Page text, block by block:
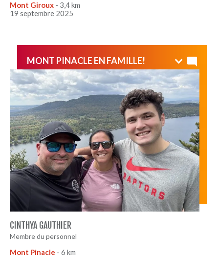
Mont Giroux - 3,4 km
19 septembre 2025
CINTHYA GAUTHIER
Membre du personnel
Mont Pinacle - 6 km
MONT PINACLE EN FAMILLE!
Nous sommes montés par le sentier #2 (intermédiaire),
puis redescendus par le sentier #5 (avancé). Très belle
randonnée!